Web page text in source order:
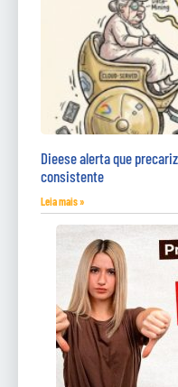
Dieese alerta que
consistente
Leia mais »